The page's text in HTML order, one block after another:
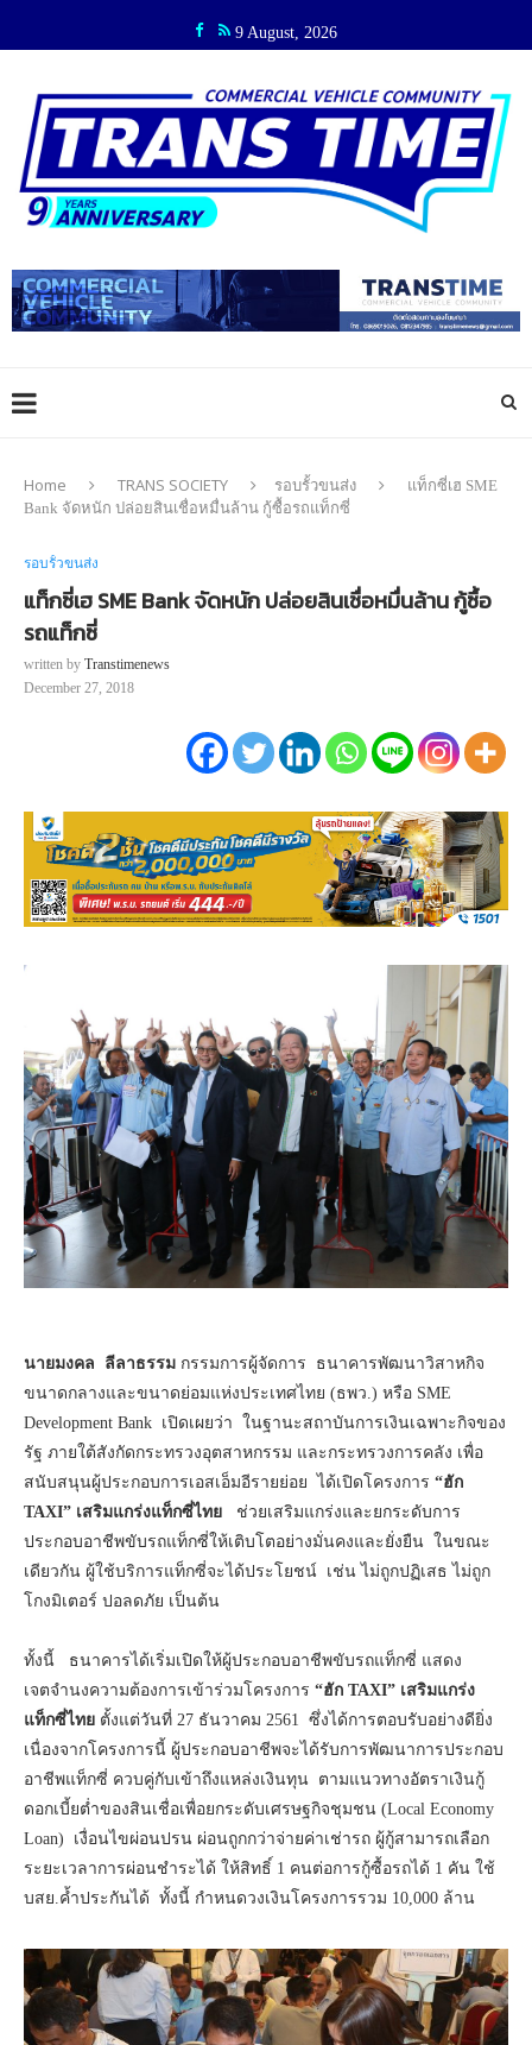
9 August, 2026
Home TRANS SOCIETY รอบรั้วขนส่ง
แท็กซี่เฮ SME
Bank จัดหนัก ปล่อยสินเชื่อหมื่นล้าน กู้ซื้อรถแท็กซี่
รอบรั้วขนส่ง
แท็กซี่เฮ SME Bank จัดหนัก ปล่อยสินเชื่อหมื่นล้าน กู้ซื้อ
รถแท็กซี่
written by Transtimenews
December 27, 2018
นายมงคล ลีลาธรรม กรรมการผู้จัดการ ธนาคารพัฒนาวิสาหกิจ
ขนาดกลางและขนาดย่อมแห่งประเทศไทย (ธพว.) หรือ SME
Development Bank เปิดเผยว่า ในฐานะสถาบันการเงินเฉพาะกิจของ
รัฐ ภายใต้สังกัดกระทรวงอุตสาหกรรม และกระทรวงการคลัง เพื่อ
สนับสนุนผู้ประกอบการเอสเอ็มอีรายย่อย ได้เปิดโครงการ “ฮัก
TAXI” เสริมแกร่งแท็กซี่ไทย ช่วยเสริมแกร่งและยกระดับการ
ประกอบอาชีพขับรถแท็กซี่ให้เติบโตอย่างมั่นคงและยั่งยืน ในขณะ
เดียวกัน ผู้ใช้บริการแท็กซี่จะได้ประโยชน์ เช่น ไม่ถูกปฏิเสธ ไม่ถูก
โกงมิเตอร์ ปอลดภัย เป็นต้น
ทั้งนี้ ธนาคารได้เริ่มเปิดให้ผู้ประกอบอาชีพขับรถแท็กซี่ แสดง
เจตจำนงความต้องการเข้าร่วมโครงการ “ฮัก TAXI” เสริมแกร่ง
แท็กซี่ไทย ตั้งแต่วันที่ 27 ธันวาคม 2561
ซึ่งได้การตอบรับอย่างดียิ่ง
เนื่องจากโครงการนี้ ผู้ประกอบอาชีพจะได้รับการพัฒนาการประกอบ
อาชีพแท็กซี่ ควบคู่กับเข้าถึงแหล่งเงินทุน ตามแนวทางอัตราเงินกู้
ดอกเบี้ยต่ำของสินเชื่อเพื่อยกระดับเศรษฐกิจชุมชน (Local Economy
Loan) เงื่อนไขผ่อนปรน ผ่อนถูกกว่าจ่ายค่าเช่ารถ ผู้กู้สามารถเลือก
ระยะเวลาการผ่อนชำระได้ ให้สิทธิ์ 1 คนต่อการกู้ซื้อรถได้ 1 คัน ใช้
บสย.ค้ำประกันได้ ทั้งนี้ กำหนดวงเงินโครงการรวม 10,000 ล้าน